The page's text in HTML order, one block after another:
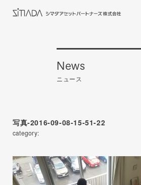
News
ニュース
写真-2016-09-08-15-51-22
category: